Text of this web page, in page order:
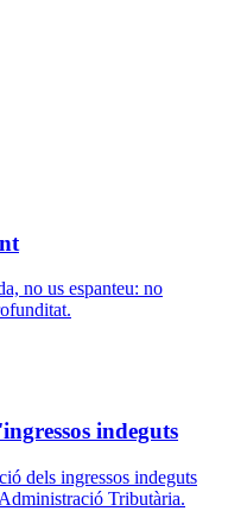
no us espanteu: no
indeguts
dels ingressos indeguts
Tributària.